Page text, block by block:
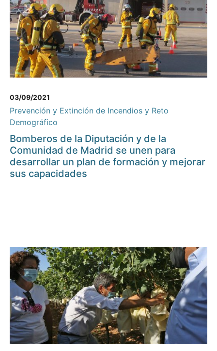
03/09/2021
Prevención y Extinción de Incendios y Reto
Demográfico
Bomberos de la Diputación y de la
Comunidad de Madrid se unen para
desarrollar un plan de formación y mejorar
sus capacidades